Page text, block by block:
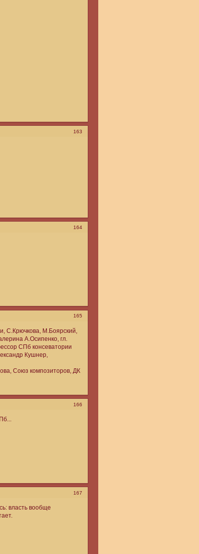
163
164
165
С.Крючкова, М.Боярский,
А.Осипенко, гл.
СПб консеватории
Кушнер,
Союз композиторов, ДК
166
167
власть вообще